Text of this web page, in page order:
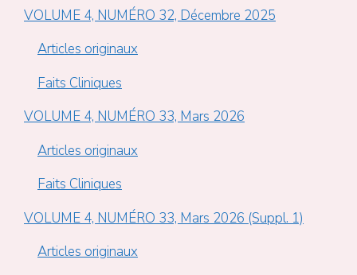
VOLUME 4, NUMÉRO 32, Décembre 2025
Articles originaux
Faits Cliniques
VOLUME 4, NUMÉRO 33, Mars 2026
Articles originaux
Faits Cliniques
VOLUME 4, NUMÉRO 33, Mars 2026 (Suppl. 1)
Articles originaux